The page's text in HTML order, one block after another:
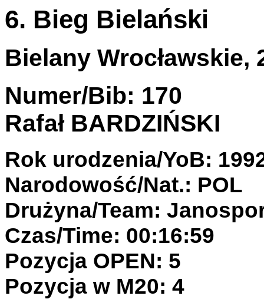
6. Bieg Bielański
Bielany Wrocławskie,
Numer/Bib: 170
Rafał BARDZIŃSKI
Rok urodzenia/YoB:
Narodowość/Nat.: POL
Drużyna/Team:
Czas/Time: 00:16:59
Pozycja OPEN: 5
Pozycja w M20: 4